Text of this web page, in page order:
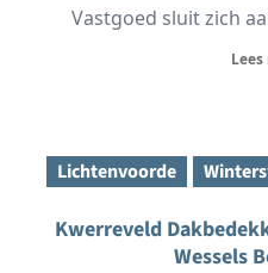
Vastgoed sluit zich
Lichtenvoorde
Kwerreveld
Wessels